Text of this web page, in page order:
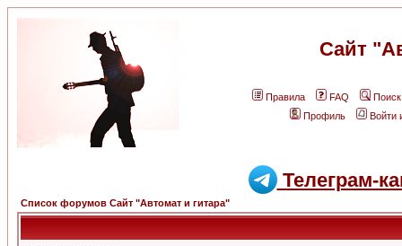
Сайт
Правила FAQ
Поиск
Профиль
Войти
Телеграм-
Список форумов Сайт "Автомат и гитара"